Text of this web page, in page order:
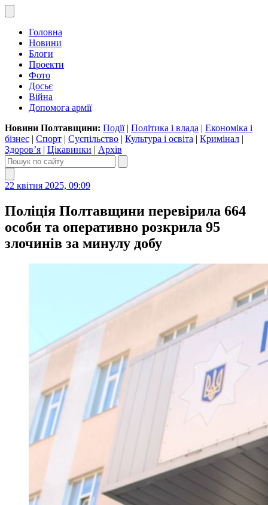
Головна
Новини
Блоги
Проекти
Фото
Досьє
Війна
Допомога армії
Новини Полтавщини: Події| Політика і влада | Економіка і
бізнес | Спорт | Суспільство | Культура і освіта | Кримінал |
Здоров’я | Цікавинки | Архів
22 квітня 2025, 09:09
Поліція Полтавщини перевірила 664
особи та оперативно розкрила 95
злочинів за минулу добу